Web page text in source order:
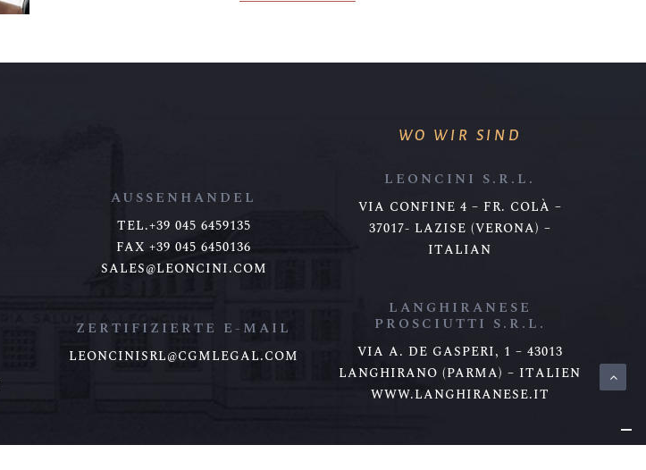
AUSSENHANDEL
TEL.+39 045 6459135
FAX +39 045 6450136
SALES@LEONCINI.COM
ZERTIFIZIERTE E-MAIL
LEONCINISRL@CGMLEGAL.COM
WO WIR SIND
LEONCINI S.R.L.
VIA CONFINE 4 – FR. COLÀ –
37017- LAZISE (VERONA) –
ITALIAN
LANGHIRANESE
PROSCIUTTI S.R.L.
VIA A. DE GASPERI, 1 – 43013
LANGHIRANO (PARMA) – ITALIEN
WWW.LANGHIRANESE.IT